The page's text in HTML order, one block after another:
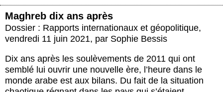
Maghreb dix ans après
Dossier : Rapports internationaux et géopolitique,
vendredi 11 juin 2021, par Sophie Bessis
Dix ans après les soulèvements de 2011 qui ont
semblé lui ouvrir une nouvelle ère, l’heure dans le
monde arabe est aux bilans. Du fait de la situation